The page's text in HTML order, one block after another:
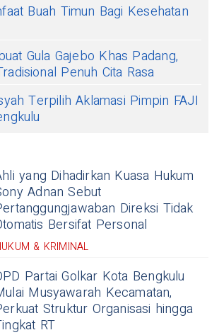
Buah Timun Bagi Kesehatan
Gula Gajebo Khas Padang,
Penuh Cita Rasa
Terpilih Aklamasi Pimpin FAJI
yang Dihadirkan Kuasa Hukum
Adnan Sebut
Direksi Tidak
Bersifat Personal
& KRIMINAL
Partai Golkar Kota Bengkulu
Musyawarah Kecamatan,
Struktur Organisasi hingga
RT